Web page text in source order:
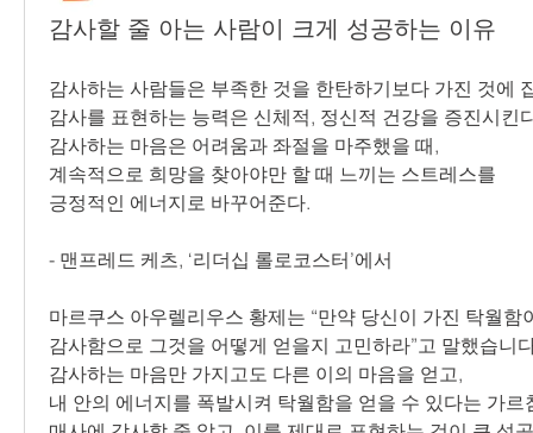
감사할 줄 아는 사람이 크게 성공하는 이유
감사하는 사람들은 부족한 것을 한탄하기보다 가진 것에
감사를 표현하는 능력은 신체적, 정신적 건강을 증진시킨
감사하는 마음은 어려움과 좌절을 마주했을 때,
계속적으로 희망을 찾아야만 할 때 느끼는 스트레스를
긍정적인 에너지로 바꾸어준다.
- 맨프레드 케츠, ‘리더십 롤로코스터’에서
마르쿠스 아우렐리우스 황제는 “만약 당신이 가진 탁월함
감사함으로 그것을 어떻게 얻을지 고민하라”고 말했습니
감사하는 마음만 가지고도 다른 이의 마음을 얻고,
내 안의 에너지를 폭발시켜 탁월함을 얻을 수 있다는 가르